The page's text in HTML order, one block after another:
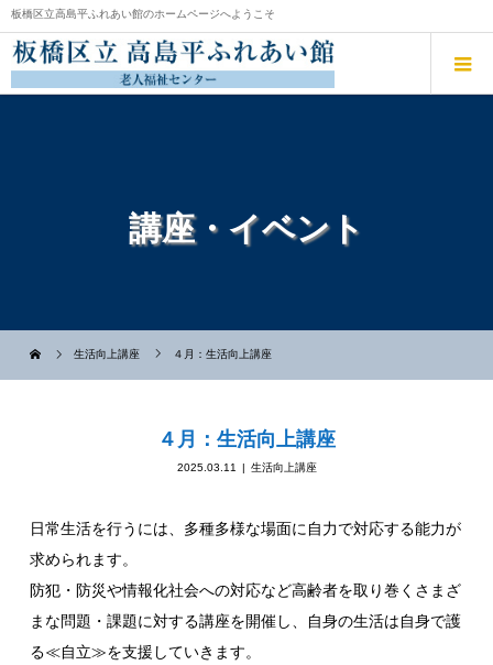
板橋区立高島平ふれあい館のホームページへようこそ
講座・イベント
生活向上講座 ４月：生活向上講座
４月：生活向上講座
2025.03.11 生活向上講座
日常生活を行うには、多種多様な場面に自力で対応する能力が
求められます。
防犯・防災や情報化社会への対応など高齢者を取り巻くさまざ
まな問題・課題に対する講座を開催し、自身の生活は自身で護
る≪自立≫を支援していきます。